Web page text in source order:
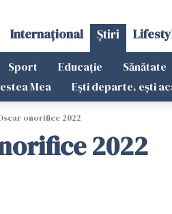
Internațional Știri
Sport Educație Sănătate
Mea
Ești departe, ești
onorifice 2022
2022